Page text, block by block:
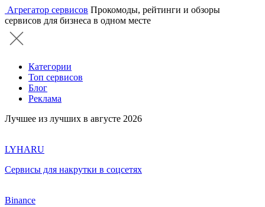
Агрегатор сервисов Прокомоды, рейтинги и обзоры
сервисов для бизнеса в одном месте
Категории
Топ сервисов
Блог
Реклама
Лучшее из лучших в августе 2026
LYHARU
Сервисы для накрутки в соцсетях
Binance